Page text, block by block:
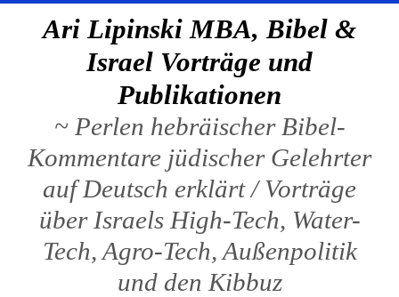
Ari Lipinski MBA, Bibel &
Israel Vorträge und
Publikationen
~ Perlen hebräischer Bibel-
Kommentare jüdischer Gelehrter
auf Deutsch erklärt / Vorträge
über Israels High-Tech, Water-
Tech, Agro-Tech, Außenpolitik
und den Kibbuz